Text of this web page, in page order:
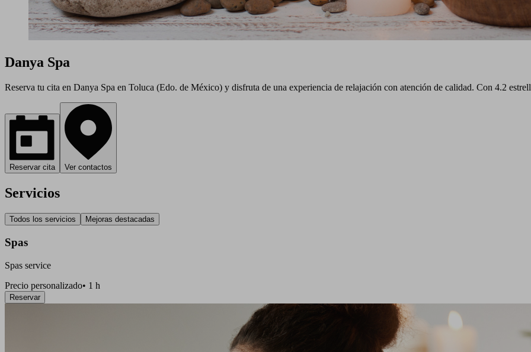
Danya Spa
Reserva tu cita en Danya Spa en Toluca (Edo. de México) y disfruta de una experiencia de relajación con atención de calidad. Con 4.2
Reservar cita Ver contactos
Servicios
Todos los servicios Mejoras destacadas
Spas
Spas service
Precio personalizado• 1 h
Reservar